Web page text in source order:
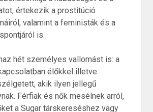
értekezik a prostitúció
valamint a feministák és a
is.
hét személyes vallomást is: a
élőkkel illetve
akik ilyen jellegű
Férfiak és nők mesélnek arról,
a Sugar társkereséshez vagy